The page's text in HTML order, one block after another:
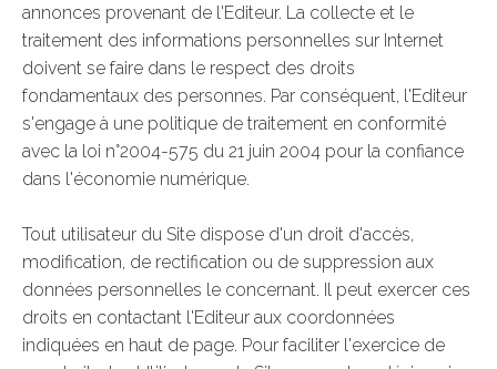
annonces provenant de l'Editeur. La collecte et le
traitement des informations personnelles sur Internet
doivent se faire dans le respect des droits
fondamentaux des personnes. Par conséquent, l'Editeur
s'engage à une politique de traitement en conformité
avec la loi n°2004-575 du 21 juin 2004 pour la confiance
dans l'économie numérique.
Tout utilisateur du Site dispose d'un droit d'accès,
modification, de rectification ou de suppression aux
données personnelles le concernant. Il peut exercer ces
droits en contactant l'Editeur aux coordonnées
indiquées en haut de page. Pour faciliter l'exercice de